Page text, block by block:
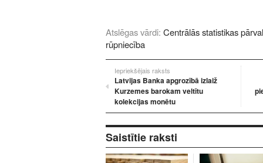
Atslēgas vārdi: Centrālās statistikas
rūpniecība
Iepriekšējais raksts
Latvijas Banka apgrozībā izlaiž
Kurzemes barokam veltītu
kolekcijas monētu
Saistītie raksti